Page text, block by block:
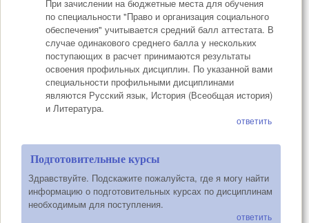
При зачислении на бюджетные места для обучения
по специальности "Право и организация социального
обеспечения" учитывается средний балл аттестата. В
случае одинакового среднего балла у нескольких
поступающих в расчет принимаются результаты
освоения профильных дисциплин. По указанной вами
специальности профильными дисциплинами
являются Русский язык, История (Всеобщая история)
и Литература.
ответить
Подготовительные курсы
Здравствуйте. Подскажите пожалуйста, где я могу найти
информацию о подготовительных курсах по дисциплинам
необходимым для поступления.
ответить